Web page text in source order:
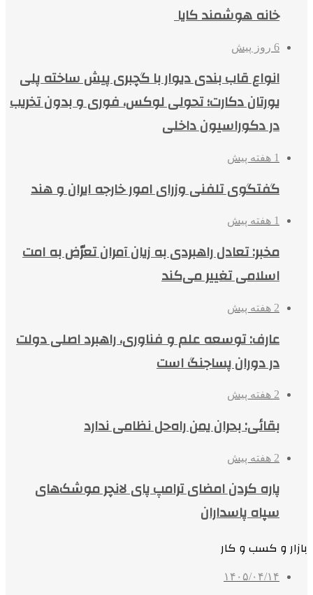
خانه هوشمند کایا
6 روز پیش
انواع قاب بندی دیوار با گچبری پیش ساخته پلی
یورتان دکارت؛ تحولی لوکس، فوری و بدون تخریب
در دکوراسیون داخلی
1 هفته پیش
گفتگوی تلفنی وزرای امور خارجه ایران و هند
1 هفته پیش
مخبر: تعادل راهبردی به زیان آمران تعرّض به امت
اسلامی تغییر می‌کند
2 هفته پیش
عارف: توسعه علم و فناوری، راهبرد اصلی دولت
در دوران پساجنگ است
2 هفته پیش
بقائی: بحران یمن راه‌حل نظامی ندارد
2 هفته پیش
پاره کردن امضای ترامپ پای لانچر موشک‌های
سپاه پاسداران
بازار و کسب و کار
۱۴۰۵/۰۴/۱۴